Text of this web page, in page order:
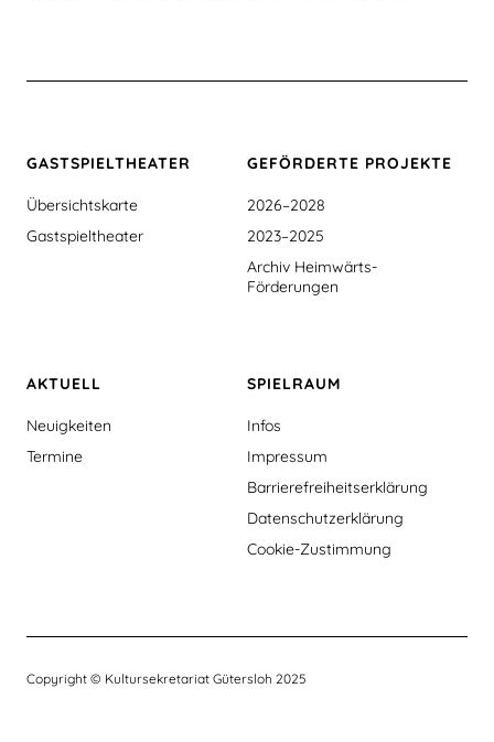
GASTSPIEL­THEATER
Übersichtskarte
Gastspieltheater
GEFÖRDERTE PROJEKTE
2026–2028
2023–2025
Archiv Heimwärts-
Förderungen
AKTUELL
Neuigkeiten
Termine
SPIELRAUM
Infos
Impressum
Barrierefreiheitserklärung
Datenschutzerklärung
Cookie-Zustimmung
Copyright © Kultursekretariat Gütersloh 2025